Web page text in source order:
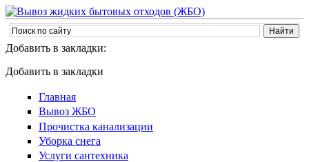
Добавить в закладки:
Добавить в закладки
Главная
Вывоз ЖБО
Прочистка канализации
Уборка снега
Услуги сантехника